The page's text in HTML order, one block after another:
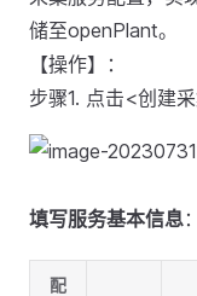
储至openPlant。
【操作】：
步骤1. 点击<创建采
填写服务基本信息：
配